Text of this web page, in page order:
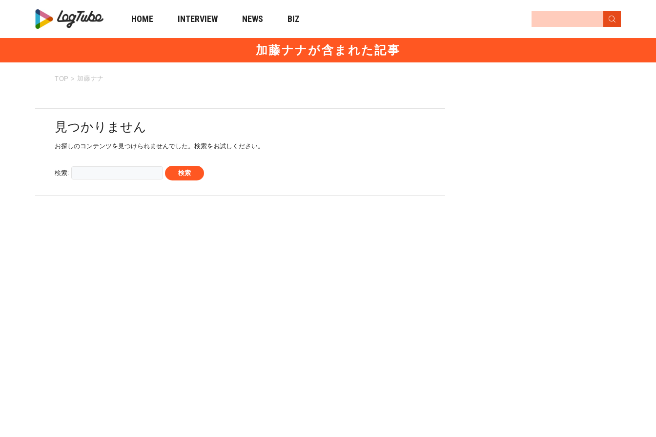
HOME INTERVIEW NEWS BIZ
加藤ナナが含まれた記事
TOP > 加藤ナナ
見つかりません
お探しのコンテンツを見つけられませんでした。検索をお試しください。
検索: